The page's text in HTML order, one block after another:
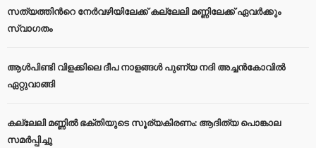
സത്യത്തിന്‍റെ നേര്‍വഴിയിലേക്ക് കല്ലേലി മണ്ണിലേക്ക് ഏവർക്കും
സ്വാഗതം
ആൾപിണ്ടി വിളക്കിലെ ദീപ നാളങ്ങൾ പുണ്യ നദി അച്ചൻകോവിൽ
ഏറ്റുവാങ്ങി
കല്ലേലി മണ്ണില്‍ ഭക്തിയുടെ സൂര്യകിരണം: ആദിത്യ പൊങ്കാല
സമര്‍പ്പിച്ചു